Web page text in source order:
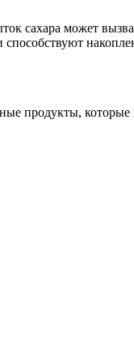
сахара может
способствуют
продукты,